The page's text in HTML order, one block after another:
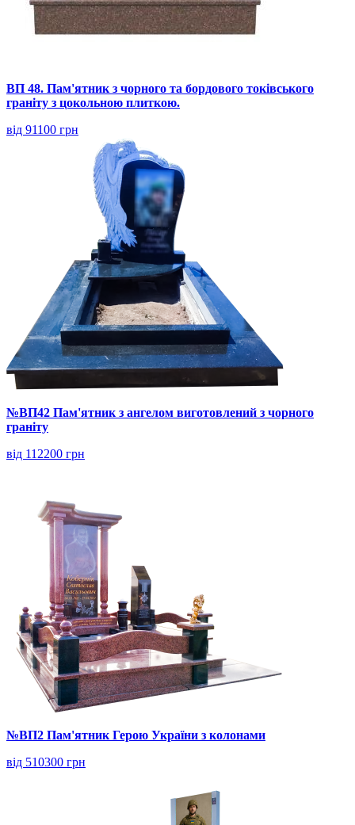
ВП 48. Пам'ятник з чорного та бордового токівського
граніту з цокольною плиткою.
від 91100 грн
№ВП42 Пам'ятник з ангелом виготовлений з чорного
граніту
від 112200 грн
№ВП2 Пам'ятник Герою України з колонами
від 510300 грн